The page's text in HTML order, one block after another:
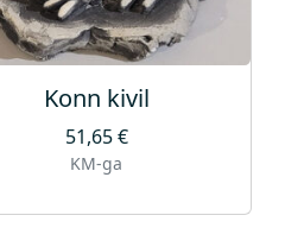
Konn kivil
51,65€
KM-ga